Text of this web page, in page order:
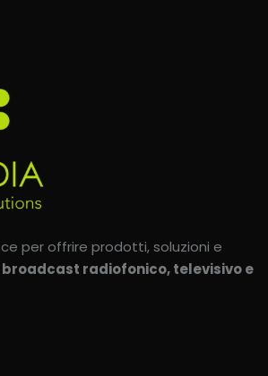
per offrire prodotti, soluzioni e
broadcast radiofonico, televisivo e